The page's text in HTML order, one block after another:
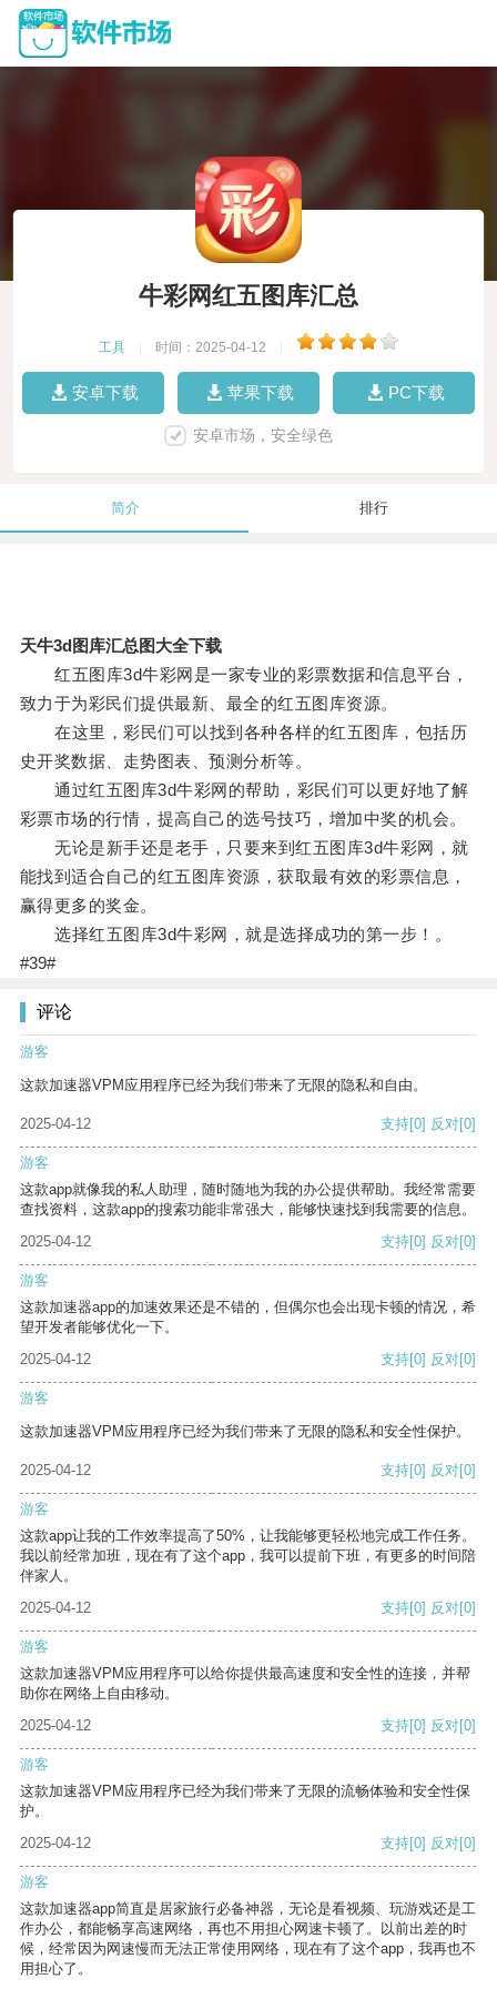
牛彩网红五图库汇总
工具 时间：2025-04-12
安卓下载 苹果下载 PC下载
安卓市场，安全绿色
简介 排行
天牛3d图库汇总图大全下载
红五图库3d牛彩网是一家专业的彩票数据和信息平台，
致力于为彩民们提供最新、最全的红五图库资源。
在这里，彩民们可以找到各种各样的红五图库，包括历
史开奖数据、走势图表、预测分析等。
通过红五图库3d牛彩网的帮助，彩民们可以更好地了解
彩票市场的行情，提高自己的选号技巧，增加中奖的机会。
无论是新手还是老手，只要来到红五图库3d牛彩网，就
能找到适合自己的红五图库资源，获取最有效的彩票信息，
赢得更多的奖金。
选择红五图库3d牛彩网，就是选择成功的第一步！。
#39#
评论
游客
这款加速器VPM应用程序已经为我们带来了无限的隐私和自由。
2025-04-12 支持[0] 反对[0]
游客
这款app就像我的私人助理，随时随地为我的办公提供帮助。我经常需要
查找资料，这款app的搜索功能非常强大，能够快速找到我需要的信息。
2025-04-12
支持[0] 反对[0]
游客
这款加速器app的加速效果还是不错的，但偶尔也会出现卡顿的情况，希
望开发者能够优化一下。
2025-04-12
支持[0] 反对[0]
游客
这款加速器VPM应用程序已经为我们带来了无限的隐私和安全性保护。
2025-04-12 支持[0] 反对[0]
游客
这款app让我的工作效率提高了50%，让我能够更轻松地完成工作任务。
我以前经常加班，现在有了这个app，我可以提前下班，有更多的时间陪
伴家人。
2025-04-12
支持[0] 反对[0]
游客
这款加速器VPM应用程序可以给你提供最高速度和安全性的连接，并帮
助你在网络上自由移动。
2025-04-12
支持[0] 反对[0]
游客
这款加速器VPM应用程序已经为我们带来了无限的流畅体验和安全性保
护。
2025-04-12
支持[0] 反对[0]
游客
这款加速器app简直是居家旅行必备神器，无论是看视频、玩游戏还是工
作办公，都能畅享高速网络，再也不用担心网速卡顿了。以前出差的时
候，经常因为网速慢而无法正常使用网络，现在有了这个app，我再也不
用担心了。